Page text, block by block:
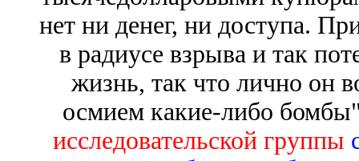
нет ни денег, ни доступа.
в радиусе взрыва и так
жизнь, так что лично он
осмием какие-либо
исследовательской группы